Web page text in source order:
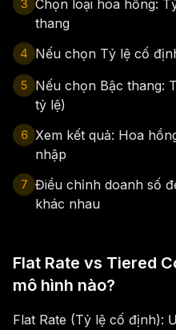
3 Chọn loại hoa hồng:
thang
4 Nếu chọn Tỷ lệ cố
5
Nếu chọn Bậc thang:
tỷ lệ)
6
Xem kết quả: Hoa
nhập
7 Điều chỉnh doanh số
khác nhau
Flat Rate vs Tiered
mô hình nào?
Flat Rate (Tỷ lệ cố định):